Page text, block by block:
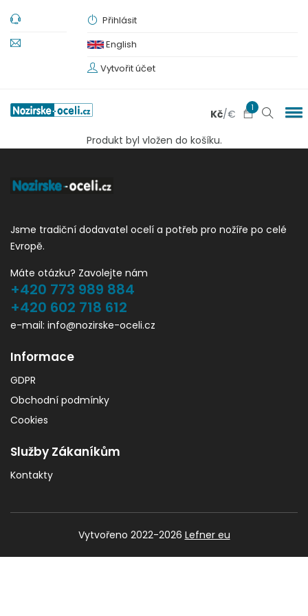
Přihlásit
English
Vytvořit účet
Kč/€ 1
Produkt byl vložen do košíku.
Jsme tradiční dodavatel ocelí a potřeb pro nožíře po celé
Evropě.
Máte otázku? Zavolejte nám
+420 773 989 884
+420 602 718 612
e-mail: info@nozirske-oceli.cz
Informace
GDPR
Obchodní podmínky
Cookies
Služby Zákaníkům
Kontakty
Vytvořeno 2022-2026 Lefner eu